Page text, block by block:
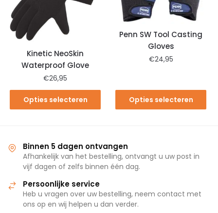
Kinetic NeoSkin
Waterproof Glove
€26,95
Opties selecteren
Penn SW Tool Casting
Gloves
€24,95
Opties selecteren
Binnen 5 dagen ontvangen
Afhankelijk van het bestelling, ontvangt u uw post in
vijf dagen of zelfs binnen één dag.
Persoonlijke service
Heb u vragen over uw bestelling, neem contact met
ons op en wij helpen u dan verder.